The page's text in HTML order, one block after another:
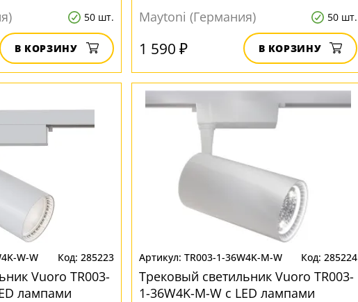
50 шт.
В КОРЗИНУ
Maytoni (Германия)
50 шт.
1 590 ₽ В КОРЗИНУ
W-W 285223
Vuoro TR003-
лампами
TR003-1-36W4K-M-W 285224
Трековый светильник Vuoro TR003-
1-36W4K-M-W с LED лампами